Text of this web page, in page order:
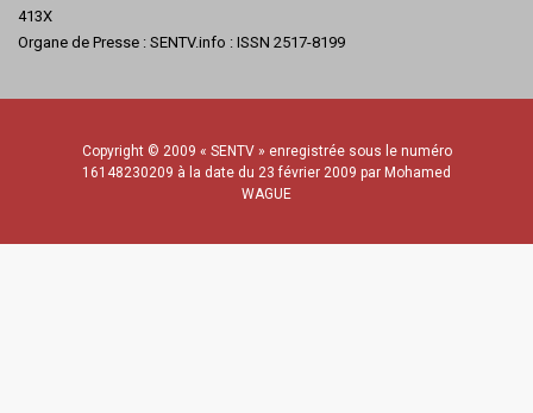
413X
Organe de Presse : SENTV.info : ISSN 2517-8199
Copyright © 2009 « SENTV » enregistrée sous le numéro
16148230209 à la date du 23 février 2009 par Mohamed
WAGUE